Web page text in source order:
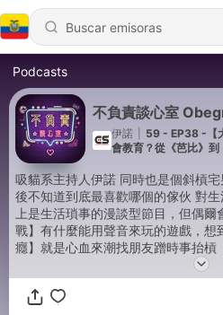
Podcasts
不負責談心室
伊諾
59 - EP38 -【
會教育？從《芭比》到
吸貓系主持人伊諾 同時也是個斜槓
後不知道到底最喜歡哪個的傢伙 對生活很懶散，但是喜歡靠北 原則
上是生活瑣事的漫談型節目，但偶
戰】有什麼能用聲音來玩的遊戲，想
癮】就是心血來潮找朋友蹭時事抬槓
興趣的人物聊聊天，基本上會是我喜
漫談宅文化、遊戲、動漫，目前企劃難產 沒學過主持 但在
的路上 如果覺得有稍微愉悅你，給